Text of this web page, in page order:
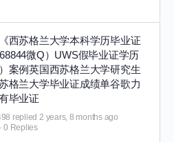
西苏格兰大学本科学历毕业证
微Q）UWS假毕业证学历
案例英国西苏格兰大学研究生
格兰大学毕业证成绩单谷歌力
毕业证
replied 2 years, 8 months ago
· 0 Replies